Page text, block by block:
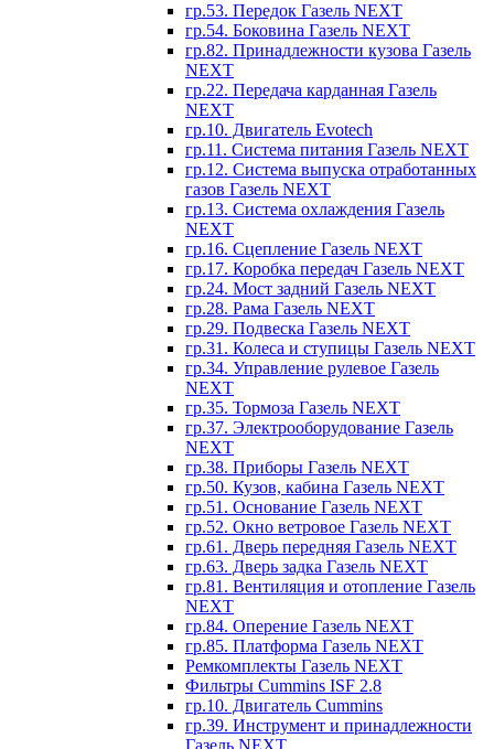
гр.53. Передок Газель NEXT
гр.54. Боковина Газель NEXT
гр.82. Принадлежности кузова Газель
NEXT
гр.22. Передача карданная Газель
NEXT
гр.10. Двигатель Evotech
гр.11. Система питания Газель NEXT
гр.12. Система выпуска отработанных
газов Газель NEXT
гр.13. Система охлаждения Газель
NEXT
гр.16. Сцепление Газель NEXT
гр.17. Коробка передач Газель NEXT
гр.24. Мост задний Газель NEXT
гр.28. Рама Газель NEXT
гр.29. Подвеска Газель NEXT
гр.31. Колеса и ступицы Газель NEXT
гр.34. Управление рулевое Газель
NEXT
гр.35. Тормоза Газель NEXT
гр.37. Электрооборудование Газель
NEXT
гр.38. Приборы Газель NEXT
гр.50. Кузов, кабина Газель NEXT
гр.51. Основание Газель NEXT
гр.52. Окно ветровое Газель NEXT
гр.61. Дверь передняя Газель NEXT
гр.63. Дверь задка Газель NEXT
гр.81. Вентиляция и отопление Газель
NEXT
гр.84. Оперение Газель NEXT
гр.85. Платформа Газель NEXT
Ремкомплекты Газель NEXT
Фильтры Cummins ISF 2.8
гр.10. Двигатель Cummins
гр.39. Инструмент и принадлежности
Газель NEXT